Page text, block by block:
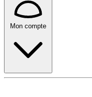
Mon compte